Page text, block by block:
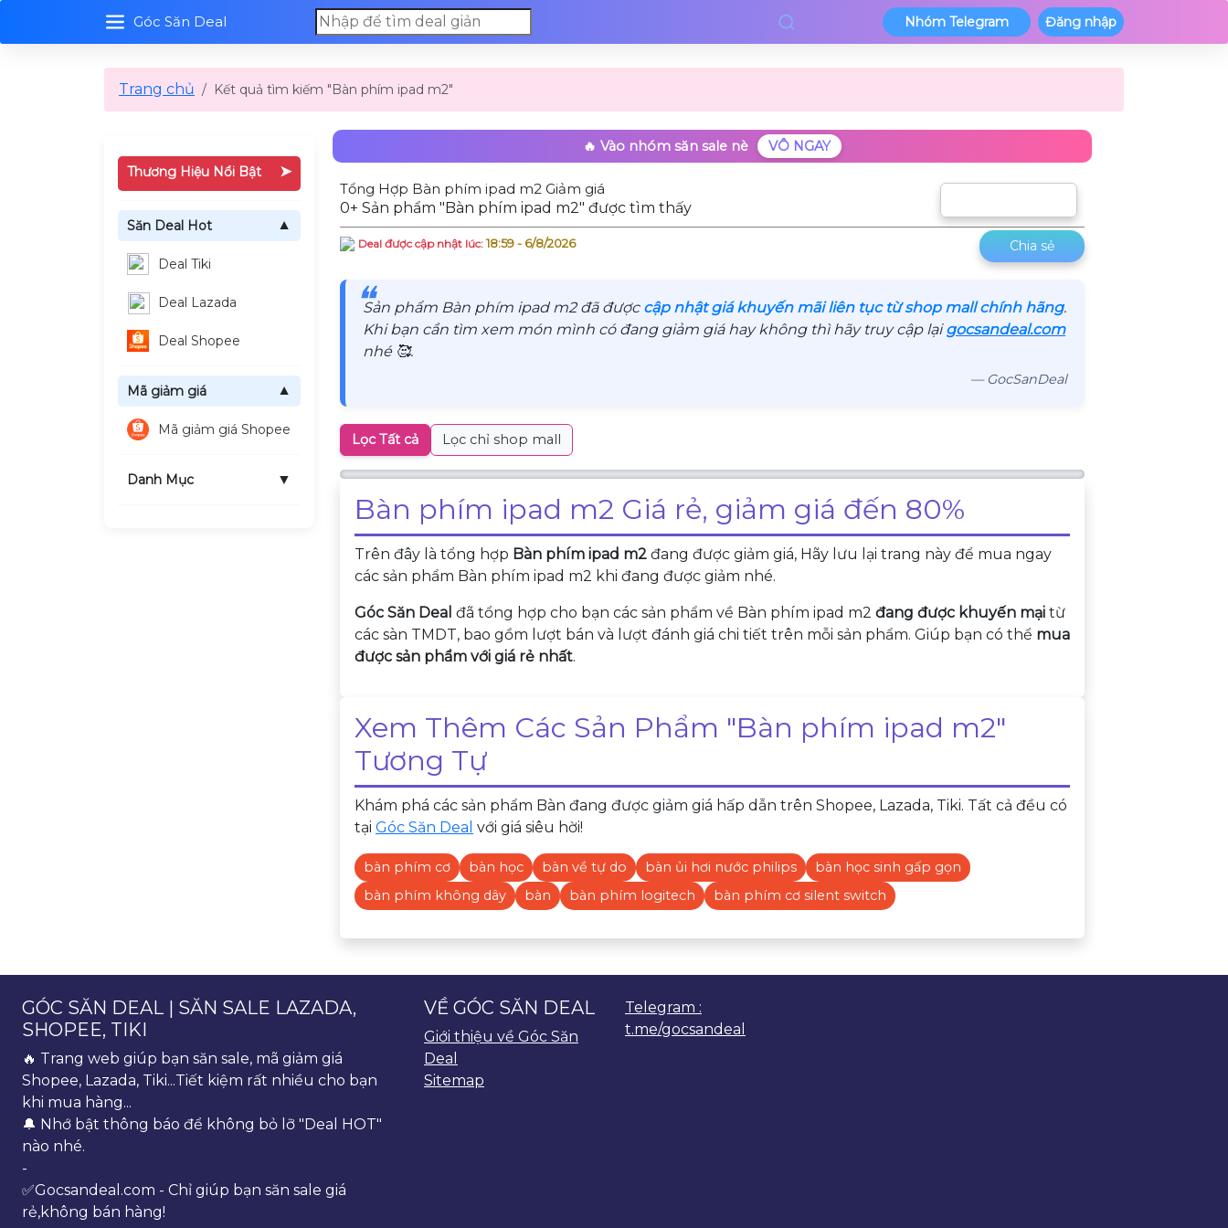
Góc Săn Deal Nhóm Telegram Đăng nhập
Trang chủ Kết quả tìm kiếm "Bàn phím ipad m2"
Thương Hiệu Nổi Bật ➤
Săn Deal Hot ▼
Deal Tiki
Deal Lazada
Deal Shopee
Mã giảm giá ▼
Mã giảm giá Shopee
Danh Mục ▼
🔥 Vào nhóm săn sale nè VÔ NGAY
Tổng Hợp Bàn phím ipad m2 Giảm giá
0+ Sản phẩm "Bàn phím ipad m2" được tìm thấy
Deal được cập nhật lúc:18:59 - 6/8/2026 Chia sẻ
❝
Sản phẩm Bàn phím ipad m2 đã được cập nhật giá khuyến mãi liên tục từ shop mall chính hãng.
Khi bạn cần tìm xem món mình có đang giảm giá hay không thì hãy truy cập lạigocsandeal.com
nhé 🥰.
— GocSanDeal
Lọc Tất cả Lọc chỉ shop mall
Bàn phím ipad m2 Giá rẻ, giảm giá đến 80%
Trên đây là tổng hợp Bàn phím ipad m2 đang được giảm giá, Hãy lưu lại trang này để mua ngay
các sản phẩm Bàn phím ipad m2 khi đang được giảm nhé.
Góc Săn Deal đã tổng hợp cho bạn các sản phẩm về Bàn phím ipad m2 đang được khuyến mại từ
các sàn TMDT, bao gồm lượt bán và lượt đánh giá chi tiết trên mỗi sản phẩm. Giúp bạn có thể mua
được sản phẩm với giá rẻ nhất.
Xem Thêm Các Sản Phẩm "Bàn phím ipad m2"
Tương Tự
Khám phá các sản phẩm Bàn đang được giảm giá hấp dẫn trên Shopee, Lazada, Tiki. Tất cả đều có
tại Góc Săn Deal với giá siêu hời!
bàn phím cơ bàn học bàn về tự do bàn ủi hơi nước philips
bàn học sinh gấp gọn
bàn phím không dây
bàn bàn phím logitech bàn phím cơ silent switch
GÓC SĂN DEAL | SĂN SALE LAZADA,
SHOPEE, TIKI
🔥 Trang web giúp bạn săn sale, mã giảm giá
Shopee, Lazada, Tiki...Tiết kiệm rất nhiều cho bạn
khi mua hàng...
🔔 Nhớ bật thông báo để không bỏ lỡ "Deal HOT"
nào nhé.
-
✅Gocsandeal.com - Chỉ giúp bạn săn sale giá
rẻ,không bán hàng!
VỀ GÓC SĂN DEAL
Giới thiệu về Góc Săn
Deal
Sitemap
Telegram :
t.me/gocsandeal